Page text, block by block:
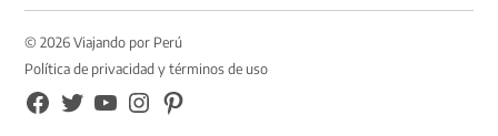
© 2026 Viajando por Perú
Política de privacidad y términos de uso
FB
TW YouTubeInstagramPinterest